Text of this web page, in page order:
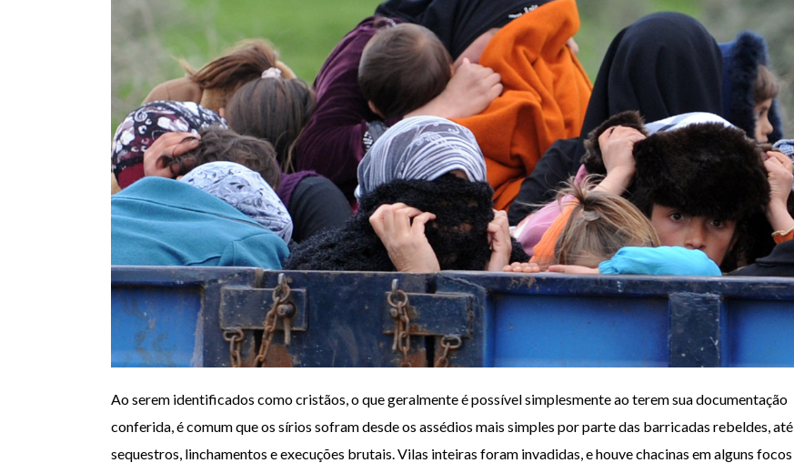
Ao serem identificados como cristãos, o que geralmente é possível simplesmente ao terem sua documentação
conferida, é comum que os sírios sofram desde os assédios mais simples por parte das barricadas rebeldes, até
sequestros, linchamentos e execuções brutais. Vilas inteiras foram invadidas, e houve chacinas em alguns focos